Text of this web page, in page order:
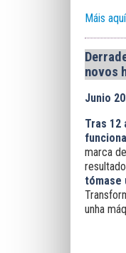
Máis
novos
Junio
Tras 12
marca
tómase
unha